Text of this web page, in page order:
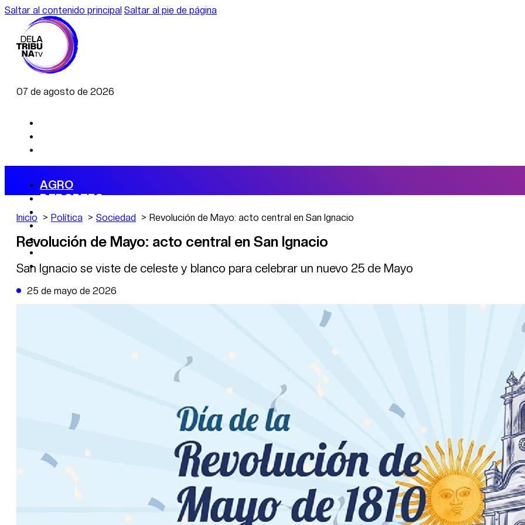
Saltar al contenido principal Saltar al pie de página
07 de agosto de 2026
AGRO
DEPORTES
ECONOMÍA
POLÍTICA
CAMBIO CLIMÁTICO
DE LA TRIBUNA TV
Inicio Política Sociedad Revolución de Mayo: acto central en San Ignacio
Revolución de Mayo: acto central en San Ignacio
San Ignacio se viste de celeste y blanco para celebrar un nuevo 25 de Mayo
25 de mayo de 2026